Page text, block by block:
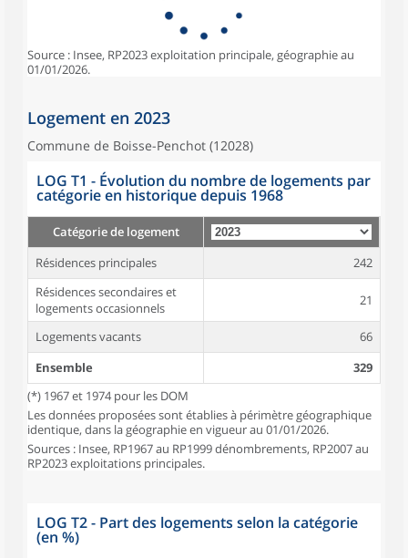
Source : Insee, RP2023 exploitation principale, géographie au
01/01/2026.
Logement en 2023
Commune de Boisse-Penchot (12028)
LOG T1 - Évolution du nombre de logements par
catégorie en historique depuis 1968
Catégorie de logement
Résidences principales
242
Résidences secondaires et
logements occasionnels
21
Logements vacants
66
Ensemble
329
(*) 1967 et 1974 pour les DOM
Les données proposées sont établies à périmètre géographique
identique, dans la géographie en vigueur au 01/01/2026.
Sources : Insee, RP1967 au RP1999 dénombrements, RP2007 au
RP2023 exploitations principales.
LOG T2 - Part des logements selon la catégorie
(en %)